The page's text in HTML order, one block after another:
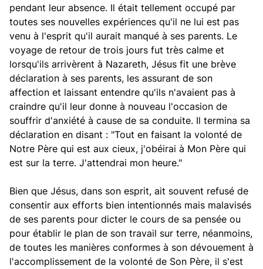
pendant leur absence. Il était tellement occupé par
toutes ses nouvelles expériences qu'il ne lui est pas
venu à l'esprit qu'il aurait manqué à ses parents. Le
voyage de retour de trois jours fut très calme et
lorsqu'ils arrivèrent à Nazareth, Jésus fit une brève
déclaration à ses parents, les assurant de son
affection et laissant entendre qu'ils n'avaient pas à
craindre qu'il leur donne à nouveau l'occasion de
souffrir d'anxiété à cause de sa conduite. Il termina sa
déclaration en disant : "Tout en faisant la volonté de
Notre Père qui est aux cieux, j'obéirai à Mon Père qui
est sur la terre. J'attendrai mon heure."
Bien que Jésus, dans son esprit, ait souvent refusé de
consentir aux efforts bien intentionnés mais malavisés
de ses parents pour dicter le cours de sa pensée ou
pour établir le plan de son travail sur terre, néanmoins,
de toutes les manières conformes à son dévouement à
l'accomplissement de la volonté de Son Père, il s'est